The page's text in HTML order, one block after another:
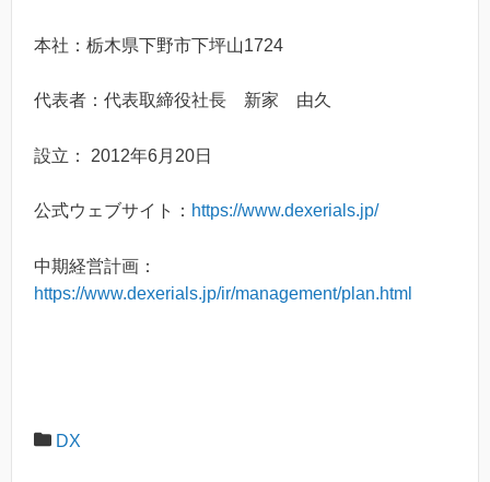
本社：栃木県下野市下坪山1724
代表者：代表取締役社長 新家 由久
設立： 2012年6月20日
公式ウェブサイト： https://www.dexerials.jp/
中期経営計画：
https://www.dexerials.jp/ir/management/plan.html
DX